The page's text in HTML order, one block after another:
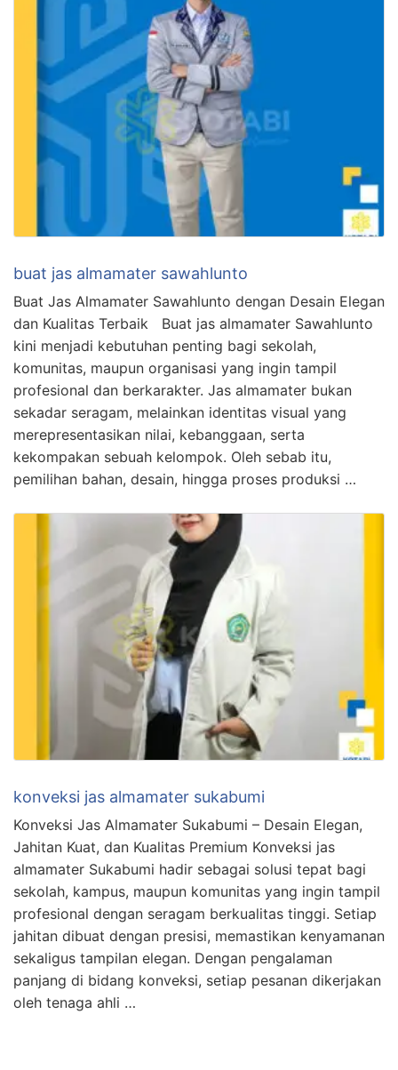
buat jas almamater sawahlunto
Buat Jas Almamater Sawahlunto dengan Desain Elegan
dan Kualitas Terbaik Buat jas almamater Sawahlunto
kini menjadi kebutuhan penting bagi sekolah,
komunitas, maupun organisasi yang ingin tampil
profesional dan berkarakter. Jas almamater bukan
sekadar seragam, melainkan identitas visual yang
merepresentasikan nilai, kebanggaan, serta
kekompakan sebuah kelompok. Oleh sebab itu,
pemilihan bahan, desain, hingga proses produksi …
konveksi jas almamater sukabumi
Konveksi Jas Almamater Sukabumi – Desain Elegan,
Jahitan Kuat, dan Kualitas Premium Konveksi jas
almamater Sukabumi hadir sebagai solusi tepat bagi
sekolah, kampus, maupun komunitas yang ingin tampil
profesional dengan seragam berkualitas tinggi. Setiap
jahitan dibuat dengan presisi, memastikan kenyamanan
sekaligus tampilan elegan. Dengan pengalaman
panjang di bidang konveksi, setiap pesanan dikerjakan
oleh tenaga ahli …